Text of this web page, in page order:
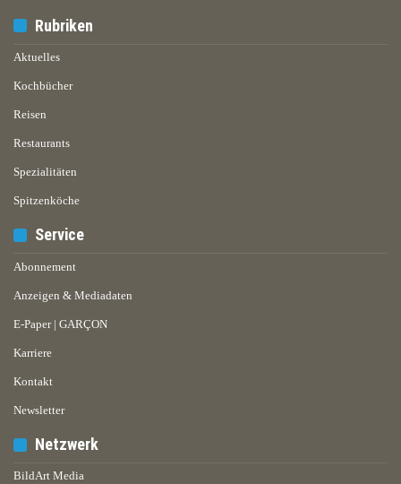
Rubriken
Aktuelles
Kochbücher
Reisen
Restaurants
Spezialitäten
Spitzenköche
Service
Abonnement
Anzeigen & Mediadaten
E-Paper | GARÇON
Karriere
Kontakt
Newsletter
Netzwerk
BildArt Media